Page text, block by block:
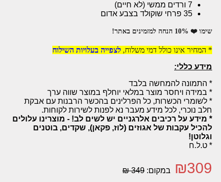
7 ורדים ממשי (לא חיים)
35 פרחי שוקולד בצבע אדום
שימו ❤️ 10% הנחה למזמינים באתר!
* המחיר אינו כולל דמי משלוח, לצפייה בעלויות השילוח
מידע כללי:
* התמונה להמחשה בלבד
* במידה ויחסר מוצר במלאי יוחלף במוצר שווה ערך
* לשומרי הכשרות, כל הפרלינים בהכשר הרבנות עם אבקת
חלב נוכרי, לכל מידע מעבר נא לפנות לשירות לקוחות.
* מידע על רכיבים אלרגניים יש לשים לב! - מוצרינו עלולים
להכיל עקבות של אגוזים (לוז, פקאן), שקדים, בוטנים
וגלוטן!
* ט.ל.ח
₪309 במקום: 349 ₪